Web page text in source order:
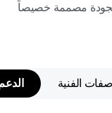
الجودة مصممة خصيصاً
الفنية